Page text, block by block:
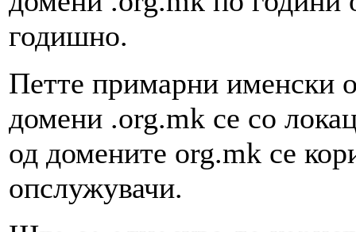
годишно.
Петте примарни именски
домени .org.mk се со
од домените org.mk се
опслужувачи.